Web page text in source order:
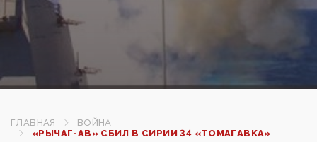
ГЛАВНАЯ
ВОЙНА
«РЫЧАГ-АВ» СБИЛ В СИРИИ 34 «ТОМАГАВКА»